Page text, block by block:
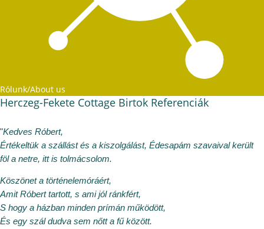
Rólunk/About us
Herczeg-Fekete Cottage Birtok Referenciák
"Kedves Róbert,
Értékeltük a szállást és a kiszolgálást, Édesapám szavaival került
föl a netre, itt is tolmácsolom.
Köszönet a történelemóráért,
Amit Róbert tartott, s ami jól ránkfért,
S hogy a házban minden prímán működött,
És egy szál dudva sem nőtt a fű között.